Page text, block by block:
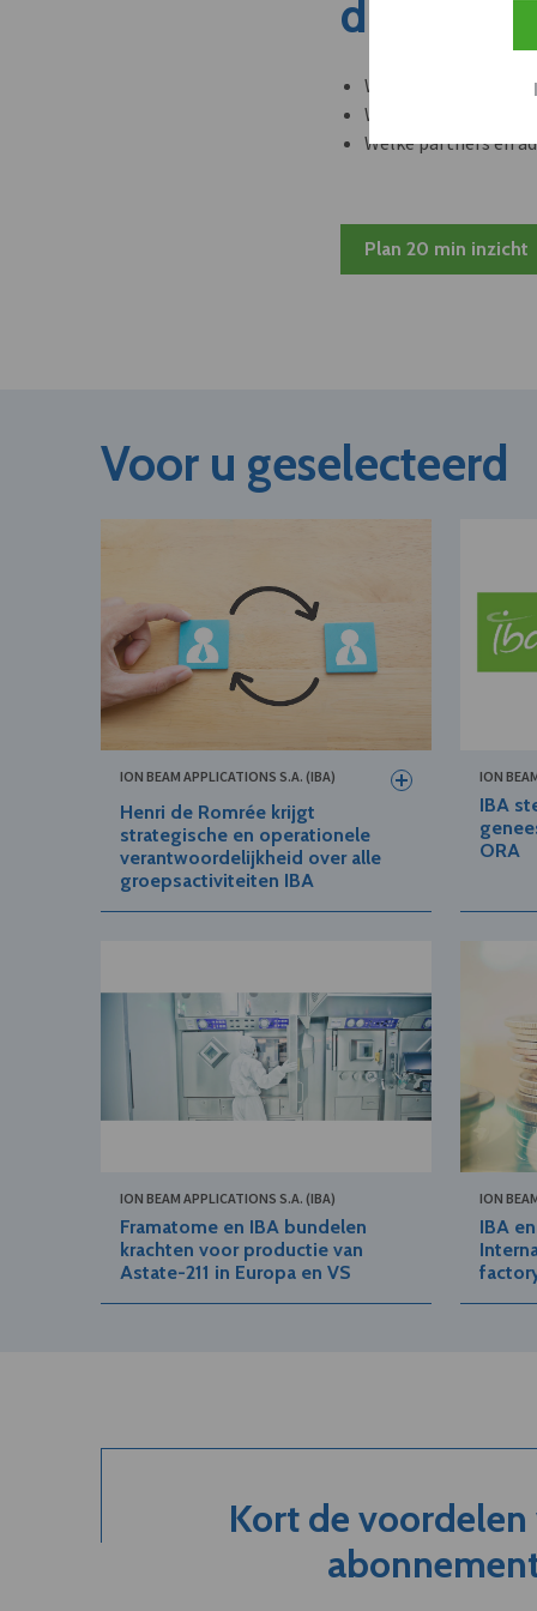
dit
Welke leveranciers
Welke bedrijven
Welke partners en
Plan 20 min inzicht
Voor u geselecteerd
ION BEAM APPLICATIONS S.A. (IBA)
Henri de Romrée krijgt
strategische en operationele
verantwoordelijkheid over alle
groepsactiviteiten IBA
ION
IBA
ORA
ION BEAM APPLICATIONS S.A. (IBA)
Framatome en IBA bundelen
krachten voor productie van
Astate-211 in Europa en VS
ION
IBA
Kort de voordelen